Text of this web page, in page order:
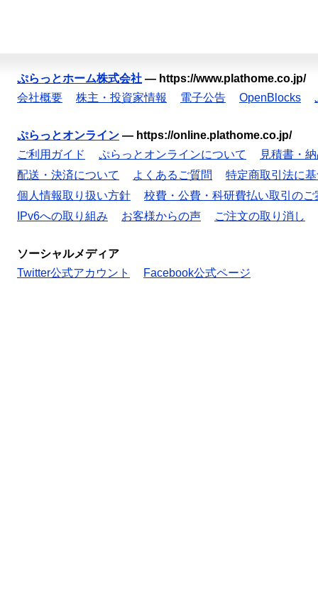
ぷらっとホーム株式会社 — https://www.plathome.co.jp/
会社概要
株主・投資家情報 電子公告 OpenBlocks
ぷらっとオンライン — https://online.plathome.co.jp/
ご利用ガイド
ぷらっとオンラインについて
見積書・
配送・決済について
よくあるご質問
特定商取引法に
個人情報取り扱い方針
校費・公費・科研費払い取引のご
IPv6への取り組み
お客様からの声 ご注文の取り消し
ソーシャルメディア
Twitter公式アカウント
Facebook公式ページ